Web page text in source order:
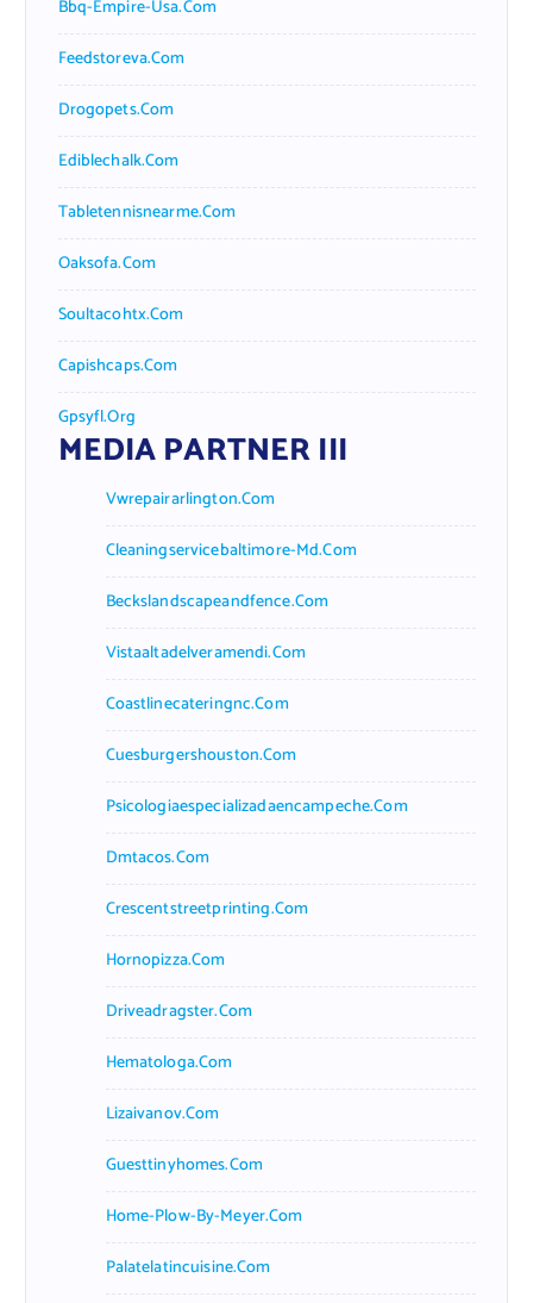
Bbq-Empire-Usa.com
Feedstoreva.com
Drogopets.com
Ediblechalk.com
Tabletennisnearme.com
Oaksofa.com
Soultacohtx.com
Capishcaps.com
Gpsyfl.org
MEDIA PARTNER III
Vwrepairarlington.com
Cleaningservicebaltimore-Md.com
Beckslandscapeandfence.com
Vistaaltadelveramendi.com
Coastlinecateringnc.com
Cuesburgershouston.com
Psicologiaespecializadaencampeche.com
Dmtacos.com
Crescentstreetprinting.com
Hornopizza.com
Driveadragster.com
Hematologa.com
Lizaivanov.com
Guesttinyhomes.com
Home-Plow-By-Meyer.com
Palatelatincuisine.com